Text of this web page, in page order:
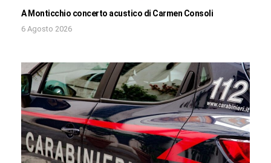
A Monticchio concerto acustico di Carmen Consoli
6 Agosto 2026